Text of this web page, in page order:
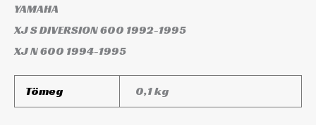
YAMAHA
XJ S DIVERSION 600 1992-1995
XJ N 600 1994-1995
Tömeg 0,1 kg